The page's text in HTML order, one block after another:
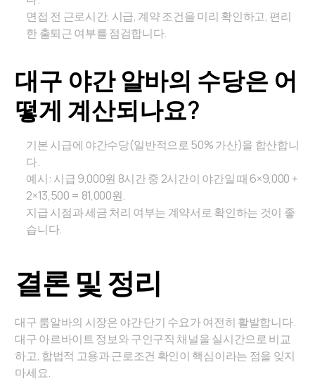
면접 전 근로시간, 시급, 계약 조건을 미리 확인하고, 편리
한 출퇴근 여부를 점검합니다.
대구 야간 알바의 수당은 어
떻게 계산되나요?
기본 시급에 야간수당(일반적으로 50% 가산)을 합산합니
다.
예시: 시급 9,000원 8시간 중 2시간이 야간일 때 6×9,000 +
2×13,500 = 81,000원.
지급 시점과 세금 처리 여부는 계약서로 확인하는 것이 좋
습니다.
결론 및 정리
대구 룸알바의 시장은 야간·단기 수요가 여전히 활발합니다.
대구 아르바이트 정보와 구인구직 채널을 실시간으로 비교
하고, 합법적 고용과 근로조건 확인이 핵심이라는 점을 잊지
마세요.